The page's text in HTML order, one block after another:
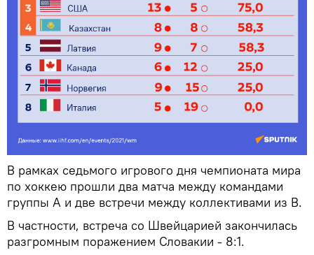
В рамках седьмого игрового дня чемпионата мира
по хоккею прошли два матча между командами
группы А и две встречи между коллективами из В.
В частности, встреча со Швейцарией закончилась
разгромным поражением Словакии - 8:1.